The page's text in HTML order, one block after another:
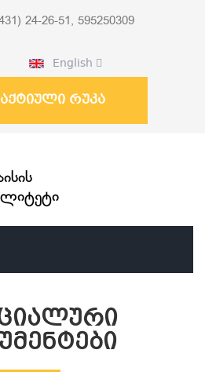
24-26-51, 595250309
English
რუკა